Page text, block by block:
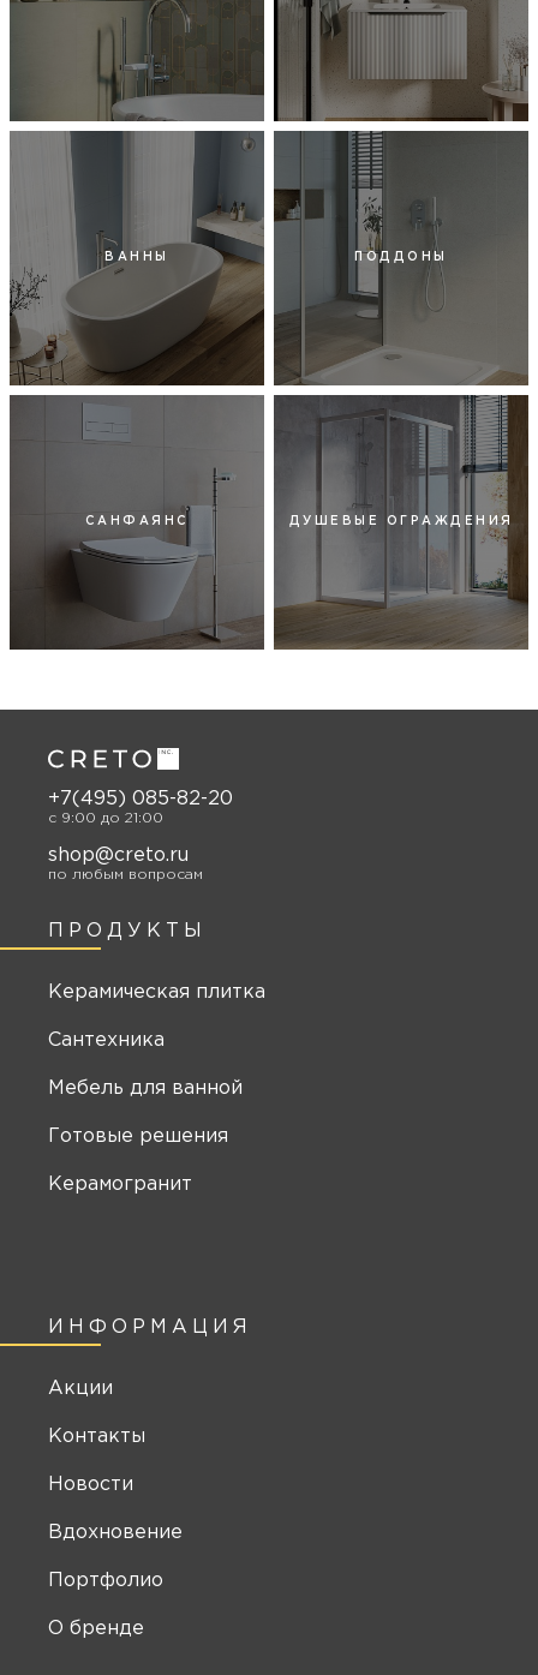
ВАННЫ ПОДДОНЫ
САНФАЯНС ДУШЕВЫЕ ОГРАЖДЕНИЯ
ИНФОРМАЦИЯ
Акции
Контакты
Новости
Вдохновение
Портфолио
О бренде
ПРОДУКТЫ
Керамическая плитка
Сантехника
Мебель для ванной
Готовые решения
Керамогранит
+7(495) 085-82-20
c 9:00 до 21:00
shop@creto.ru
по любым вопросам